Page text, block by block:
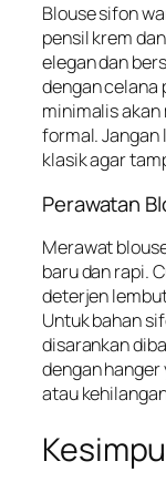
Blouse sifon
pensil krem
elegan dan
dengan celana
minimalis akan
formal. Jangan
klasik agar
Perawatan
Merawat
baru dan rapi.
deterjen
Untuk bahan
disarankan
dengan
atau